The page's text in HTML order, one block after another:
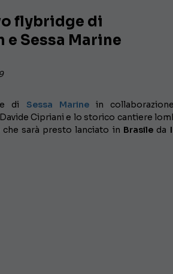
flybridge di
Sessa Marine
di Sessa Marinein
Davide Cipriani e lo storico cantiere
che sarà presto lanciato in Brasile da